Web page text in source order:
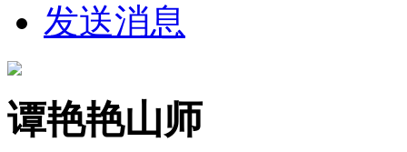
发送消息
谭艳艳山师